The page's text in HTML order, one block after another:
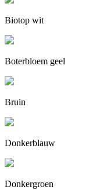
Biotop wit
Boterbloem geel
Bruin
Donkerblauw
Donkergroen